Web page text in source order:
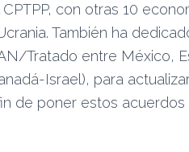
con otras 10
También ha
Tratado entre México,
Israel), para
de poner estos acuerdos